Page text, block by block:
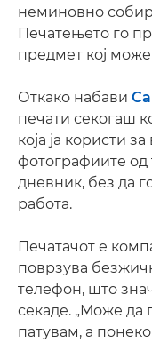
неминовно
Печатењето го
предмет кој може
Откако набави
печати секогаш
која ја користи
фотографиите од
дневник, без да
работа.
Печатачот е
поврзува
телефон, што
секаде. „Може да
патувам, а